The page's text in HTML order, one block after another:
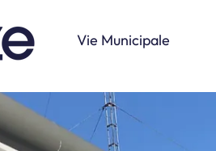
Vie Municipale